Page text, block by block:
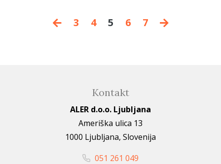
3 4 5 6 7
Kontakt
ALER d.o.o. Ljubljana
Ameriška ulica 13
1000 Ljubljana, Slovenija
051 261 049